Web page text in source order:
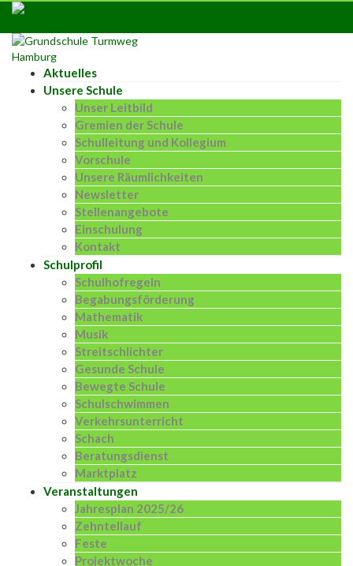
Skip
content
Aktuelles
Unsere Schule
Unser Leitbild
Gremien der Schule
Schulleitung und Kollegium
Vorschule
Unsere Räumlichkeiten
Newsletter
Stellenangebote
Einschulung
Kontakt
Schulprofil
Schulhofregeln
Begabungsförderung
Mathematik
Musik
Streitschlichter
Gesunde Schule
Bewegte Schule
Schulschwimmen
Verkehrsunterricht
Schach
Beratungsdienst
Marktplatz
Veranstaltungen
Jahresplan 2025/26
Zehntellauf
Feste
Projektwoche